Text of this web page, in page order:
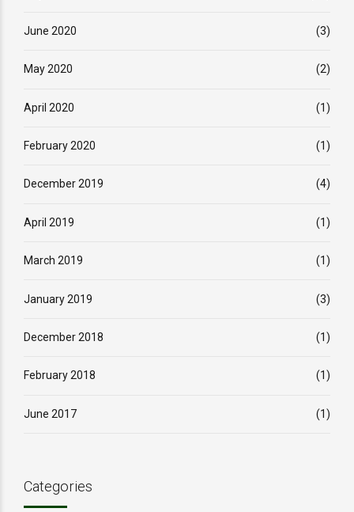
June 2020 (3)
May 2020 (2)
April 2020 (1)
February 2020 (1)
December 2019 (4)
April 2019 (1)
March 2019 (1)
January 2019 (3)
December 2018 (1)
February 2018 (1)
June 2017 (1)
Categories